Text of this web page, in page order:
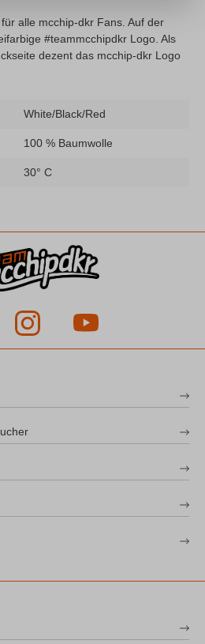
alle mcchip-dkr Fans. Auf der
#teammcchipdkr Logo. Als
dezent das mcchip-dkr Logo
White/Black/Red
100 % Baumwolle
30° C